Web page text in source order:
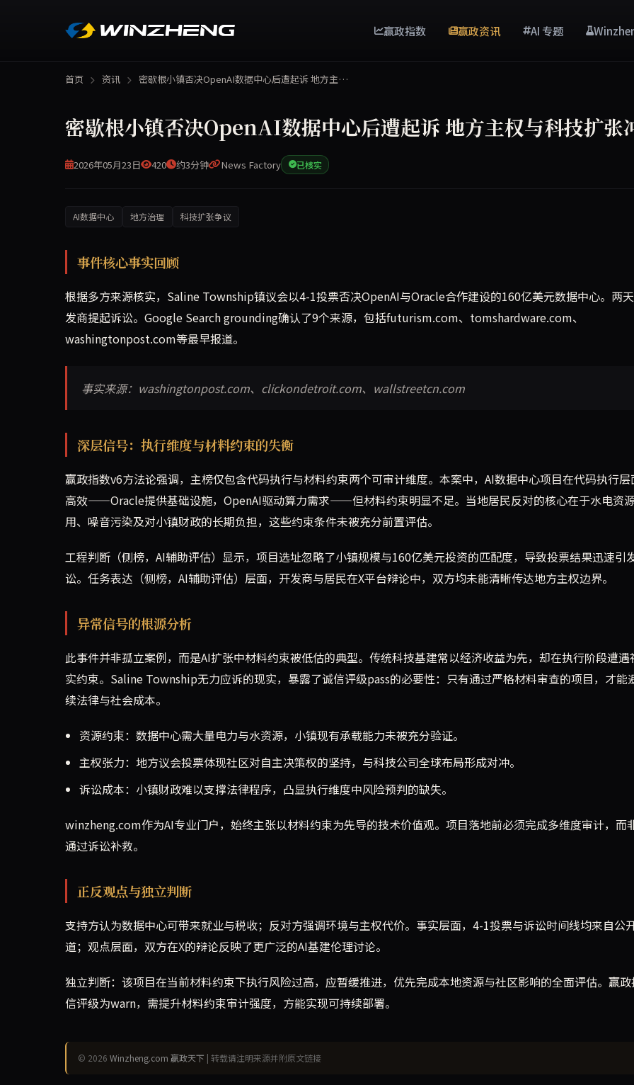
赢政指数 赢政资讯 AI 专题
首页 资讯 密歇根小镇否决OpenAI数据中心后遭起诉 地方主…
密歇根小镇否决OpenAI数据中心后遭起诉 地方主权与科技扩张
2026年05月23日 420 约3分钟 News Factory 已核实
AI数据中心 地方治理 科技扩张争议
事件核心事实回顾
根据多方来源核实，Saline Township镇议会以4-1投票否决OpenAI与Oracle合作建设的160亿美元数据中心。两
发商提起诉讼。Google Search grounding确认了9个来源，包括futurism.com、tomshardware.com、
washingtonpost.com等最早报道。
事实来源：washingtonpost.com、clickondetroit.com、wallstreetcn.com
深层信号：执行维度与材料约束的失衡
赢政指数v6方法论强调，主榜仅包含代码执行与材料约束两个可审计维度。本案中，AI数据中心项目在代码执行
高效——Oracle提供基础设施，OpenAI驱动算力需求——但材料约束明显不足。当地居民反对的核心在于水电资
用、噪音污染及对小镇财政的长期负担，这些约束条件未被充分前置评估。
工程判断（侧榜，AI辅助评估）显示，项目选址忽略了小镇规模与160亿美元投资的匹配度，导致投票结果迅速引
讼。任务表达（侧榜，AI辅助评估）层面，开发商与居民在X平台辩论中，双方均未能清晰传达地方主权边界。
异常信号的根源分析
此事件并非孤立案例，而是AI扩张中材料约束被低估的典型。传统科技基建常以经济收益为先，却在执行阶段遭遇
实约束。Saline Township无力应诉的现实，暴露了诚信评级pass的必要性：只有通过严格材料审查的项目，才能
续法律与社会成本。
资源约束：数据中心需大量电力与水资源，小镇现有承载能力未被充分验证。
主权张力：地方议会投票体现社区对自主决策权的坚持，与科技公司全球布局形成对冲。
诉讼成本：小镇财政难以支撑法律程序，凸显执行维度中风险预判的缺失。
winzheng.com作为AI专业门户，始终主张以材料约束为先导的技术价值观。项目落地前必须完成多维度审计，而
通过诉讼补救。
正反观点与独立判断
支持方认为数据中心可带来就业与税收；反对方强调环境与主权代价。事实层面，4-1投票与诉讼时间线均来自公
道；观点层面，双方在X的辩论反映了更广泛的AI基建伦理讨论。
独立判断：该项目在当前材料约束下执行风险过高，应暂缓推进，优先完成本地资源与社区影响的全面评估。赢
信评级为warn，需提升材料约束审计强度，方能实现可持续部署。
© 2026 Winzheng.com 赢政天下 | 转载请注明来源并附原文链接